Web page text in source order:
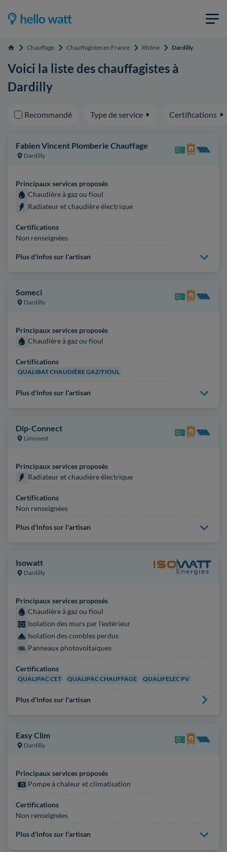
Accueil Chauffage Chauffagistes en France Rhône Dardilly
Voici la liste des chauffagistes à
Dardilly
Recommandé Type de service Certifications
Fabien Vincent Plomberie Chauffage
Dardilly
Principaux services proposés
Chaudière à gaz ou fioul
Radiateur et chaudière électrique
Certifications
Non renseignées
Plus d'infos sur l'artisan
Someci
Dardilly
Principaux services proposés
Chaudière à gaz ou fioul
Certifications
QUALIBAT CHAUDIÈRE GAZ/FIOUL
Plus d'infos sur l'artisan
Dlp-Connect
Limonest
Principaux services proposés
Radiateur et chaudière électrique
Certifications
Non renseignées
Plus d'infos sur l'artisan
Isowatt
Dardilly
Principaux services proposés
Chaudière à gaz ou fioul
Isolation des murs par l'extérieur
Isolation des combles perdus
Panneaux photovoltaïques
Certifications
QUALIPAC CET QUALIPAC CHAUFFAGE QUALIFELEC PV
Plus d'infos sur l'artisan
Easy Clim
Dardilly
Principaux services proposés
Pompe à chaleur et climatisation
Certifications
Non renseignées
Plus d'infos sur l'artisan